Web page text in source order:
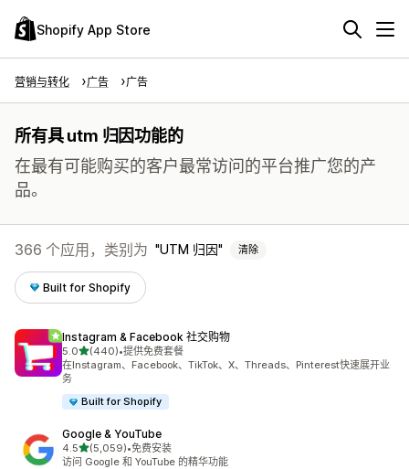
Shopify App Store
营销与转化 广告 广告
所有具 utm 归因功能的
在最有可能购买的客户最常访问的平台推广您的产
品。
366 个应用，类别为 UTM 归因 清除
Built for Shopify
Instagram & Facebook 社交购物
5.0星（满分 5 星）
(440)
总共 440 条评论
•提供免费套餐
在Instagram、Facebook、TikTok、X、Threads、Pinterest快速展开业
务
Built for Shopify
Google & YouTube
4.5星（满分 5 星）
(5,059)
总共 5059 条评论
•免费安装
访问 Google 和 YouTube 的精华功能